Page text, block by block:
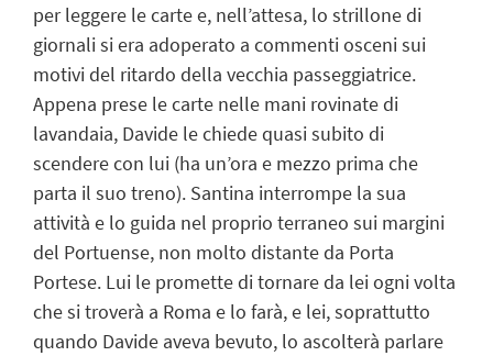
per leggere le carte e, nell’attesa, lo strillone di
giornali si era adoperato a commenti osceni sui
motivi del ritardo della vecchia passeggiatrice.
Appena prese le carte nelle mani rovinate di
lavandaia, Davide le chiede quasi subito di
scendere con lui (ha un’ora e mezzo prima che
parta il suo treno). Santina interrompe la sua
attività e lo guida nel proprio terraneo sui margini
del Portuense, non molto distante da Porta
Portese. Lui le promette di tornare da lei ogni volta
che si troverà a Roma e lo farà, e lei, soprattutto
quando Davide aveva bevuto, lo ascolterà parlare